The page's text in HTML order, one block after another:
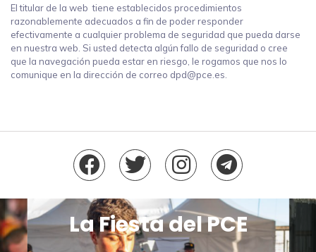
El titular de la web tiene establecidos procedimientos
razonablemente adecuados a fin de poder responder
efectivamente a cualquier problema de seguridad que pueda darse
en nuestra web. Si usted detecta algún fallo de seguridad o cree
que la navegación pueda estar en riesgo, le rogamos que nos lo
comunique en la dirección de correo dpd@pce.es.
La Fiesta del PCE